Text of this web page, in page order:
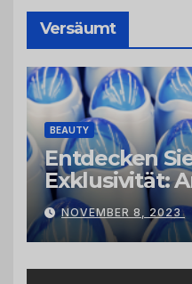
Versäumt
BEAUTY
Entdecken
Exklusivität:
NOVEMBER 8, 2023